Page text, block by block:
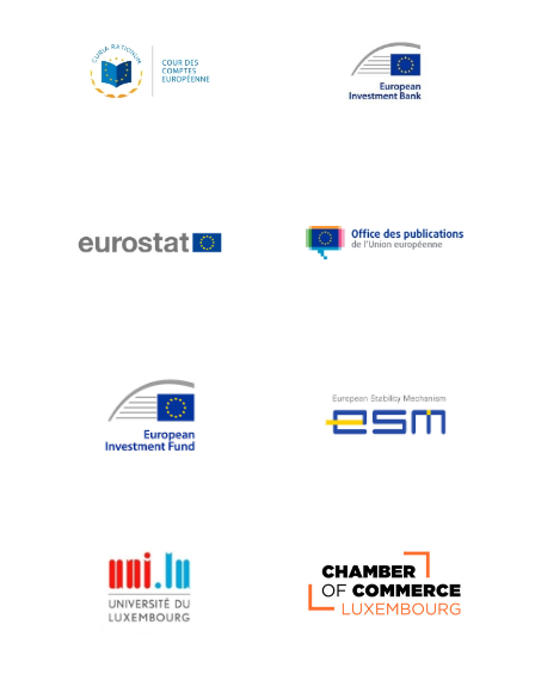
Lars Heikensten
Laura Kovesi
Manolis Mavrommatis
Mario Monti
Maroš ŠEFČOVIČ
Michael Berry
Michael Palmer
Michael Sohlman